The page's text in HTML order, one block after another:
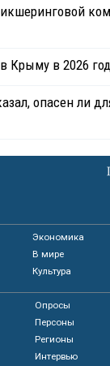
Крыму в 2026
опасен ли
Экономика
В мире
Культура
Опросы
Персоны
Регионы
Интервью